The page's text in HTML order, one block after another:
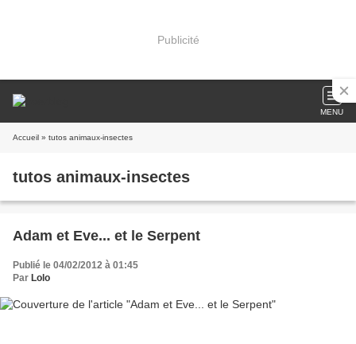
Publicité
MENU
Accueil » tutos animaux-insectes
tutos animaux-insectes
Adam et Eve... et le Serpent
Publié le 04/02/2012 à 01:45
Par Lolo